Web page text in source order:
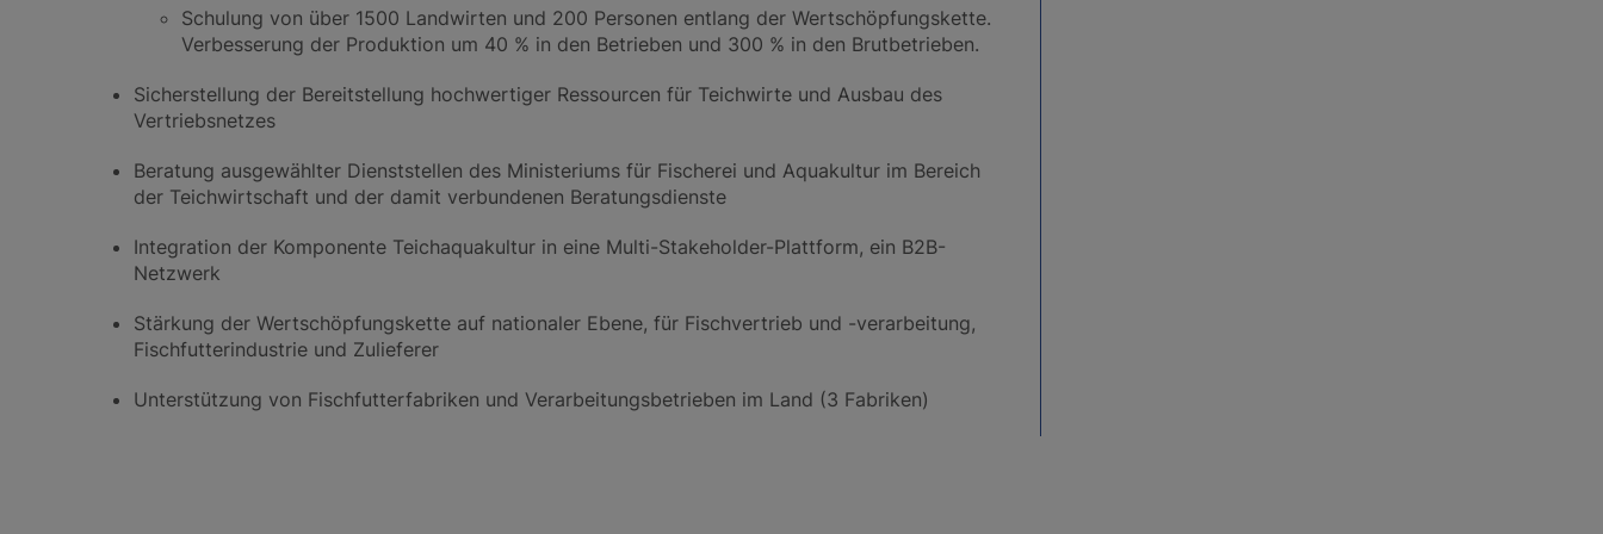
Schulung von über 1500 Landwirten und 200 Personen entlang der Wertschöpfungskette.
Verbesserung der Produktion um 40 % in den Betrieben und 300 % in den Brutbetrieben.
Sicherstellung der Bereitstellung hochwertiger Ressourcen für Teichwirte und Ausbau des
Vertriebsnetzes
Beratung ausgewählter Dienststellen des Ministeriums für Fischerei und Aquakultur im Bereich
der Teichwirtschaft und der damit verbundenen Beratungsdienste
Integration der Komponente Teichaquakultur in eine Multi-Stakeholder-Plattform, ein B2B-
Netzwerk
Stärkung der Wertschöpfungskette auf nationaler Ebene, für Fischvertrieb und -verarbeitung,
Fischfutterindustrie und Zulieferer
Unterstützung von Fischfutterfabriken und Verarbeitungsbetrieben im Land (3 Fabriken)